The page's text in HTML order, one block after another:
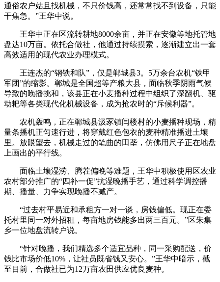
通俗农户姑且找机械，不只价钱高，还常常找不到设备，只能
干焦急。”王华中说。
王华中正在区流转耕地8000余亩，并正在安徽等地托管地
盘达10万亩。依托合做社，他通过持续摸索，逐渐建立出一套
高效适用的现代农业办理模式。
王连杰的“钢铁和队”，仅是郸城县3。5万余台农机“铁甲
军团”的缩影。郸城是全国超等产粮大县，面临秋季阴雨气候
导致的晚播挑和，该县正在小麦播种过程中组织了深翻机、驱
动耙等各类现代化机械设备，成为抢农时的“斥候利器”。
农机轰鸣，正在郸城县汲冢镇闫楼村的小麦播种现场，精
量条播机正匀速行进，将穿戴红色包衣的麦种精准播进土壤
里。放眼望去，机械走过的笔曲的田垄，仿佛用尺子正在地盘
上画出的平行线。
面临土壤湿涝、腾茬偏晚等难题，王华中积极使用区农业
农村部分推广的“四补一促”抗湿晚播手艺，通过科学调控播
期、播量、力争实现晚播不减产。
“过去村平易近和承租方一对一谈，房钱偏低。现正在委
托村里同一对外招租，每亩地房钱能多出两三百元。”区朱集
乡一位地盘流转户说。
“针对晚播，我们精选多个适宜品种，同一采购配送，价
钱比市场价低10%，让社员既省钱又安心。”王华中暗示，截
至目前，合做社已为12万亩农田供应优良麦种。